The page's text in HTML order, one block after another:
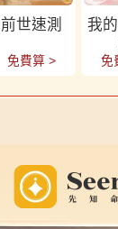
前世速測
免費算 >
我
免